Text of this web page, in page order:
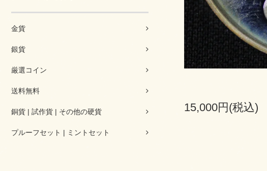
金貨
銀貨
厳選コイン
送料無料
銅貨 | 試作貨 | その他の硬貨
プルーフセット | ミントセット
15,000円(税込)